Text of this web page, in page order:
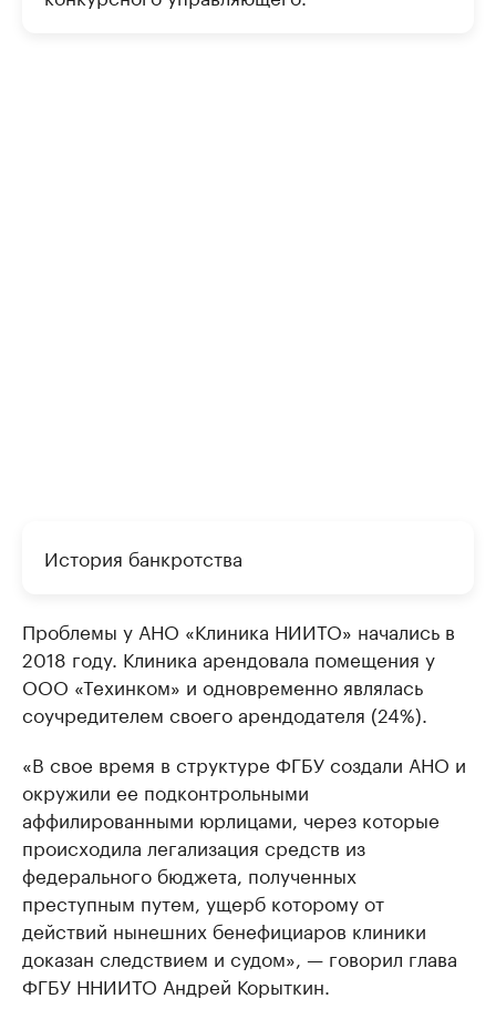
История банкротства
Проблемы у АНО «Клиника НИИТО» начались в
2018 году. Клиника арендовала помещения у
ООО «Техинком» и одновременно являлась
соучредителем своего арендодателя (24%).
«В свое время в структуре ФГБУ создали АНО и
окружили ее подконтрольными
аффилированными юрлицами, через которые
происходила легализация средств из
федерального бюджета, полученных
преступным путем, ущерб которому от
действий нынешних бенефициаров клиники
доказан следствием и судом», — говорил глава
ФГБУ ННИИТО Андрей Корыткин.